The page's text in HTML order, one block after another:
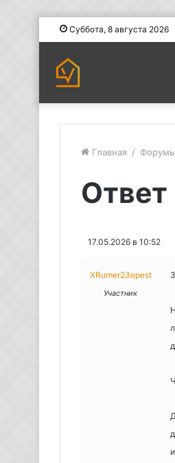
Суббота, 8 августа 2026
Главная / Форумы
Ответ
17.05.2026 в 10:52
XRumer23opest
Участник